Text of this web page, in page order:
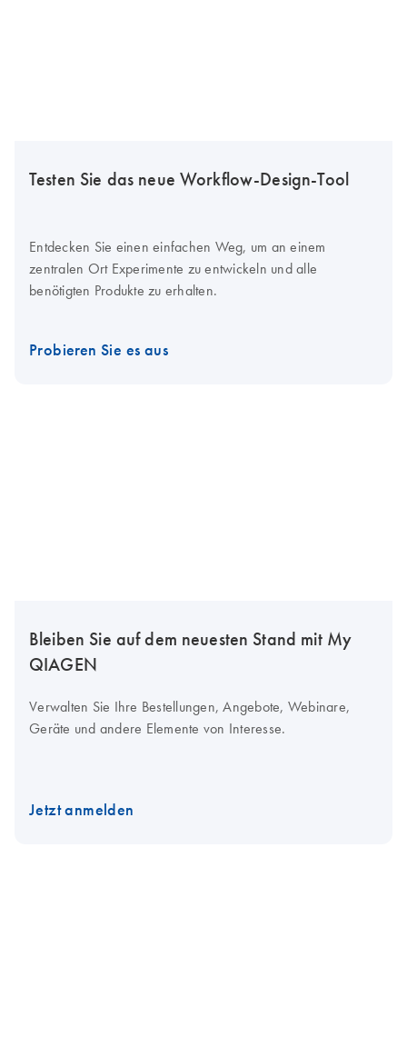
Testen Sie das neue Workflow-Design-Tool
Entdecken Sie einen einfachen Weg, um an einem
zentralen Ort Experimente zu entwickeln und alle
benötigten Produkte zu erhalten.
Probieren Sie es aus
Bleiben Sie auf dem neuesten Stand mit My
QIAGEN
Verwalten Sie Ihre Bestellungen, Angebote, Webinare,
Geräte und andere Elemente von Interesse.
Jetzt anmelden